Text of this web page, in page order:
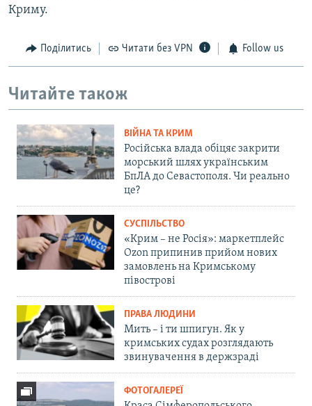
Криму.
Поділитись Читати без VPN Follow us
Читайте також
ВІЙНА ТА КРИМ
Російська влада обіцяє закрити
морський шлях українським
БпЛА до Севастополя. Чи реально
це?
СУСПІЛЬСТВО
«Крим – не Росія»: маркетплейс
Ozon припинив прийом нових
замовлень на Кримському
півострові
ПРАВА ЛЮДИНИ
Мить – і ти шпигун. Як у
кримських судах розглядають
звинувачення в держзраді
ФОТОГАЛЕРЕЇ